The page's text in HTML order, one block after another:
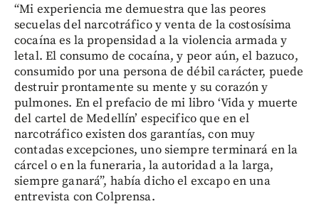
“Mi experiencia me demuestra que las peores
secuelas del narcotráfico y venta de la costosísima
cocaína es la propensidad a la violencia armada y
letal. El consumo de cocaína, y peor aún, el bazuco,
consumido por una persona de débil carácter, puede
destruir prontamente su mente y su corazón y
pulmones. En el prefacio de mi libro ‘Vida y muerte
del cartel de Medellín’ especifico que en el
narcotráfico existen dos garantías, con muy
contadas excepciones, uno siempre terminará en la
cárcel o en la funeraria, la autoridad a la larga,
siempre ganará”, había dicho el excapo en una
entrevista con Colprensa.